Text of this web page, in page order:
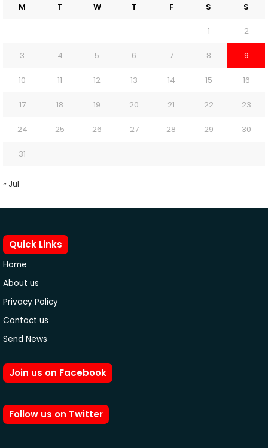
M T W T F S S
1 2
3 4 5 6 7 8 9
10 11 12 13 14 15 16
17 18 19 20 21 22 23
24 25 26 27 28 29 30
31
« Jul
Quick Links
Home
About us
Privacy Policy
Contact us
Send News
Join us on Facebook
Follow us on Twitter